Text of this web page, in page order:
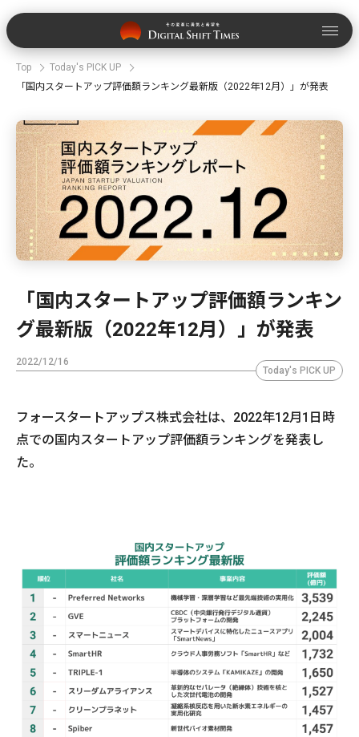
Top
Today's PICK UP
「国内スタートアップ評価額ランキング最新版（2022年12月）」が発表
「国内スタートアップ評価額ランキン
グ最新版（2022年12月）」が発表
2022/12/16
Today's PICK UP
フォースタートアップス株式会社は、2022年12月1日時
点での国内スタートアップ評価額ランキングを発表し
た。